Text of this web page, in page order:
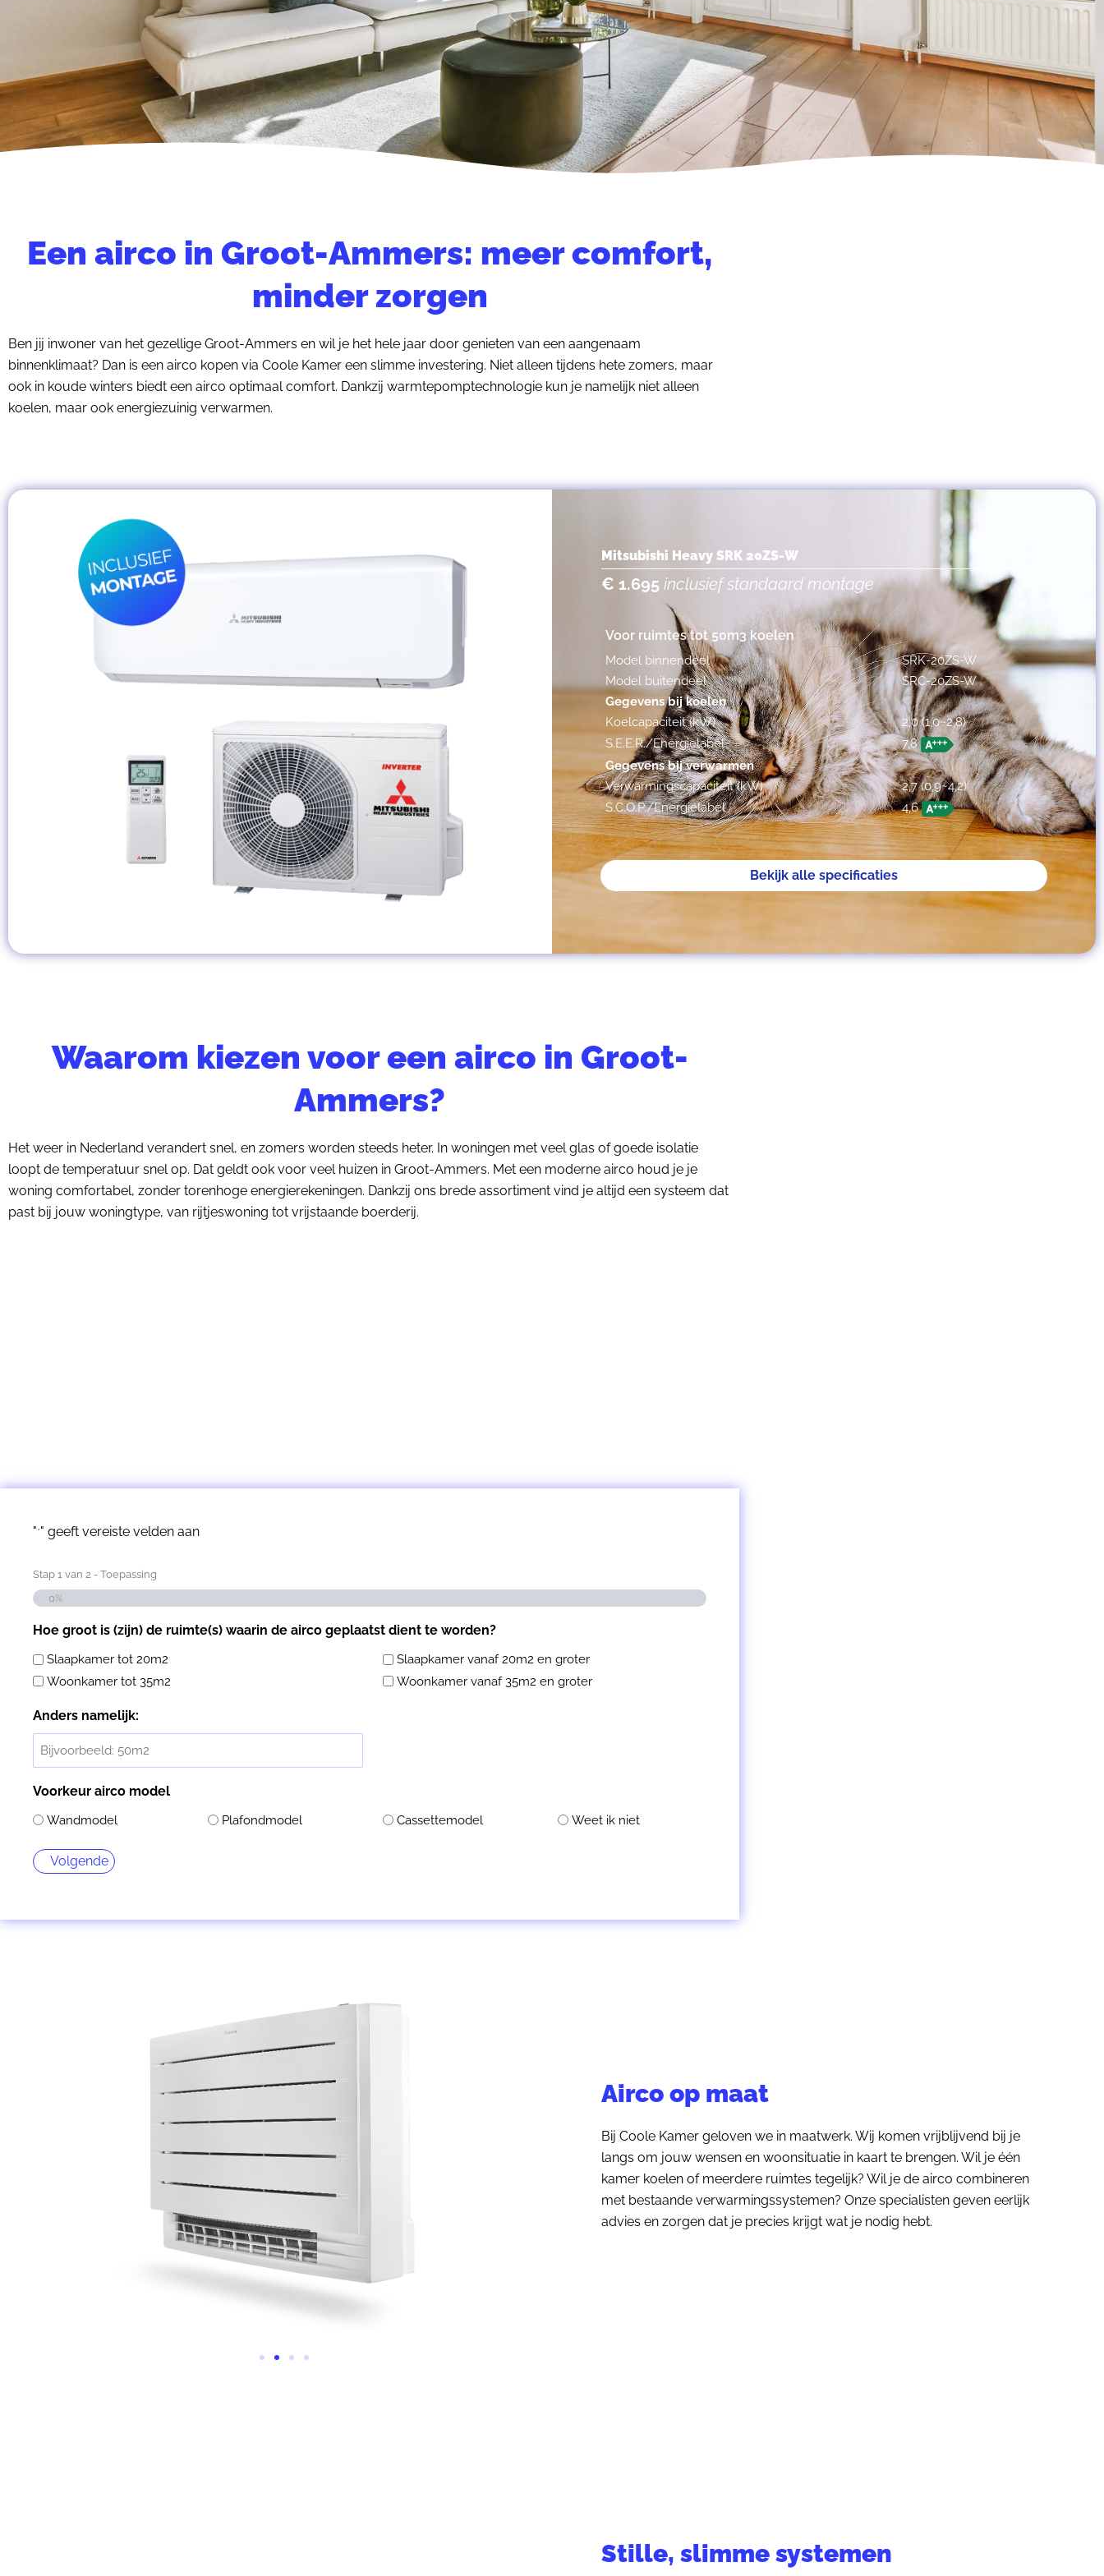
Een airco in Groot-Ammers: meer comfort,
minder zorgen
Ben jij inwoner van het gezellige Groot-Ammers en wil je het hele jaar door genieten van een aangenaam
binnenklimaat? Dan is een airco kopen via Coole Kamer een slimme investering. Niet alleen tijdens hete zomers, maar
ook in koude winters biedt een airco optimaal comfort. Dankzij warmtepomptechnologie kun je namelijk niet alleen
koelen, maar ook energiezuinig verwarmen.
Mitsubishi Heavy SRK 20ZS-W
€ 1.695 inclusief standaard montage
Voor ruimtes tot 50m3 koelen
Model binnendeel
SRK-20ZS-W
Model buitendeel
SRC-20ZS-W
Gegevens bij koelen
Koelcapaciteit (kW)
2,0 (1,0~2,8)
S.E.E.R./Energielabel
7,8
Gegevens bij verwarmen
Verwarmingscapaciteit (kW)
2,7 (0,9~4,2)
S.C.O.P./Energielabel
4,6
Bekijk alle specificaties
Waarom kiezen voor een airco in Groot-
Ammers?
Het weer in Nederland verandert snel, en zomers worden steeds heter. In woningen met veel glas of goede isolatie
loopt de temperatuur snel op. Dat geldt ook voor veel huizen in Groot-Ammers. Met een moderne airco houd je je
woning comfortabel, zonder torenhoge energierekeningen. Dankzij ons brede assortiment vind je altijd een systeem dat
past bij jouw woningtype, van rijtjeswoning tot vrijstaande boerderij.
"*" geeft vereiste velden aan
Stap 1 van 2 - Toepassing
0%
Hoe groot is (zijn) de ruimte(s) waarin de airco geplaatst dient te worden?
Slaapkamer tot 20m2
Slaapkamer vanaf 20m2 en groter
Woonkamer tot 35m2
Woonkamer vanaf 35m2 en groter
Anders namelijk:
Voorkeur airco model
Wandmodel Plafondmodel Cassettemodel Weet ik niet
Airco op maat
Bij Coole Kamer geloven we in maatwerk. Wij komen vrijblijvend bij je
langs om jouw wensen en woonsituatie in kaart te brengen. Wil je één
kamer koelen of meerdere ruimtes tegelijk? Wil je de airco combineren
met bestaande verwarmingssystemen? Onze specialisten geven eerlijk
advies en zorgen dat je precies krijgt wat je nodig hebt.
Stille, slimme systemen